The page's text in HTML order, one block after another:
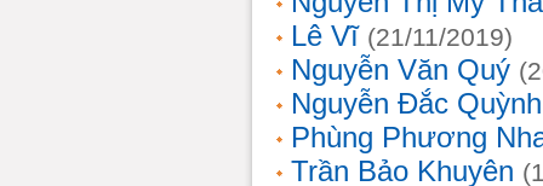
Lê Vĩ (21/11/2019)
Nguyễn Văn Quý
Nguyễn Đắc
Phùng Phương
Trần Bảo Khuyên